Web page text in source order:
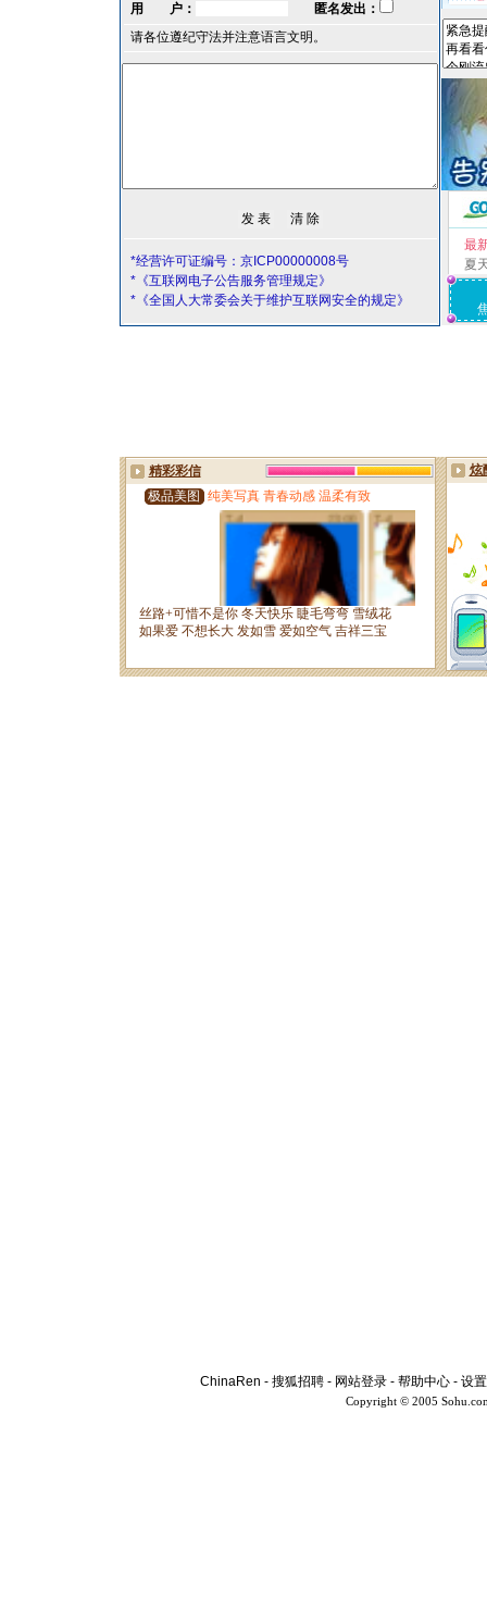
用 户：
匿名发出：
请各位遵纪守法并注意语言文明。
*经营许可证编号：京ICP00000008号
*《互联网电子公告服务管理规定》
*《全国人大常委会关于维护互联网安全的规定》
最
夏
ChinaRen - 搜狐招聘 - 网站登录 - 帮助中心 - 设
Copyright © 2005